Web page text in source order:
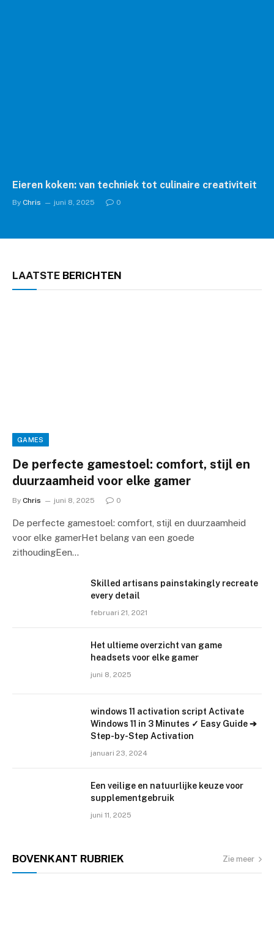
Eieren koken: van techniek tot culinaire creativiteit
By Chris juni 8, 2025 0
LAATSTE BERICHTEN
GAMES
De perfecte gamestoel: comfort, stijl en
duurzaamheid voor elke gamer
By Chris juni 8, 2025 0
De perfecte gamestoel: comfort, stijl en duurzaamheid
voor elke gamerHet belang van een goede
zithoudingEen…
Skilled artisans painstakingly recreate
every detail
februari 21, 2021
Het ultieme overzicht van game
headsets voor elke gamer
juni 8, 2025
windows 11 activation script Activate
Windows 11 in 3 Minutes ✓ Easy Guide ➔
Step-by-Step Activation
januari 23, 2024
Een veilige en natuurlijke keuze voor
supplementgebruik
juni 11, 2025
BOVENKANT RUBRIEK Zie meer